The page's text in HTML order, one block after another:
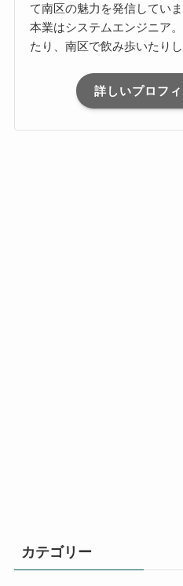
て南区の魅力を発信していま
本業はシステムエンジニア
たり、南区で飲み歩いたりし
詳しいプロフ
カテゴリー